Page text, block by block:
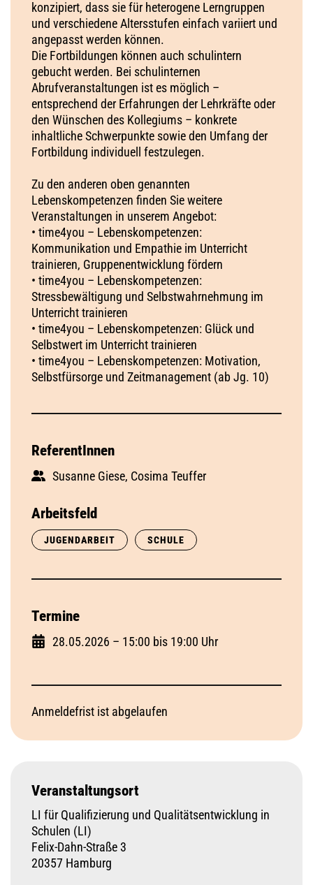
konzipiert, dass sie für heterogene Lerngruppen
und verschiedene Altersstufen einfach variiert und
angepasst werden können.
Die Fortbildungen können auch schulintern
gebucht werden. Bei schulinternen
Abrufveranstaltungen ist es möglich –
entsprechend der Erfahrungen der Lehrkräfte oder
den Wünschen des Kollegiums – konkrete
inhaltliche Schwerpunkte sowie den Umfang der
Fortbildung individuell festzulegen.
Zu den anderen oben genannten
Lebenskompetenzen finden Sie weitere
Veranstaltungen in unserem Angebot:
• time4you – Lebenskompetenzen:
Kommunikation und Empathie im Unterricht
trainieren, Gruppenentwicklung fördern
• time4you – Lebenskompetenzen:
Stressbewältigung und Selbstwahrnehmung im
Unterricht trainieren
• time4you – Lebenskompetenzen: Glück und
Selbstwert im Unterricht trainieren
• time4you – Lebenskompetenzen: Motivation,
Selbstfürsorge und Zeitmanagement (ab Jg. 10)
ReferentInnen
Susanne Giese, Cosima Teuffer
Arbeitsfeld
JUGENDARBEIT SCHULE
Termine
28.05.2026 – 15:00 bis 19:00 Uhr
Anmeldefrist ist abgelaufen
Veranstaltungsort
LI für Qualifizierung und Qualitätsentwicklung in
Schulen (LI)
Felix-Dahn-Straße 3
20357 Hamburg